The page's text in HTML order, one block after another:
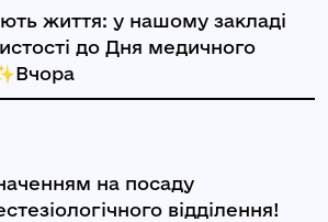
життя: у нашому закладі
до Дня медичного
на посаду
відділення!